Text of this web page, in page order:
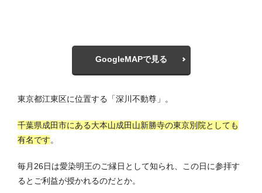
GoogleMAPで見る
東京都江東区に位置する「深川不動尊」。
千葉県成田市にある大本山成田山新勝寺の東京別院としても
有名です。
毎月26日は愛染明王のご縁日として知られ、この日に参拝す
るとご利益が授かれるのだとか。